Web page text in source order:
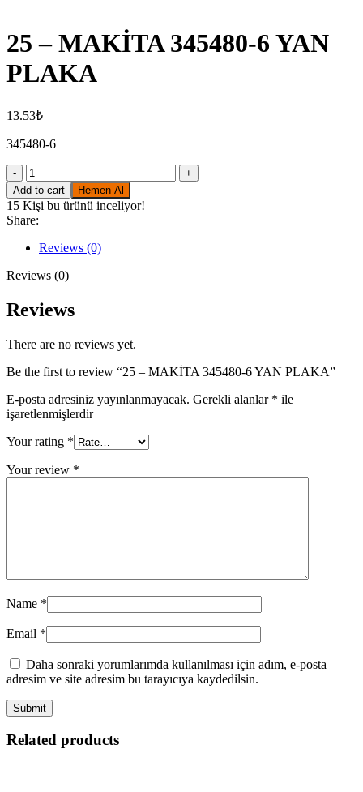
25 – MAKİTA 345480-6 YAN
PLAKA
13.53₺
345480-6
25
-
MAKİTA
345480-
6
YAN
PLAKA
quantity
Add to cart Hemen Al
15 Kişi bu ürünü inceliyor!
Share:
Reviews (0)
Reviews (0)
Reviews
There are no reviews yet.
Be the first to review “25 – MAKİTA 345480-6 YAN PLAKA”
E-posta adresiniz yayınlanmayacak. Gerekli alanlar * ile
işaretlenmişlerdir
Your rating *
Your review *
Name *
Email *
Daha sonraki yorumlarımda kullanılması için adım, e-posta
adresim ve site adresim bu tarayıcıya kaydedilsin.
Related products